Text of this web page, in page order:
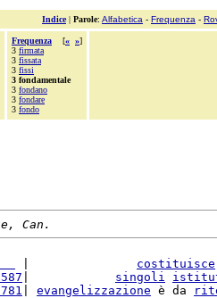
Indice| Parole: Alfabetica - Frequenza -
Frequenza [« »]
3 firmata
3 fissata
3 fissi
3 fondamentale
3 fondano
3 fondare
3 fondo
Can.
costituisce
singoli
evangelizzazione è da